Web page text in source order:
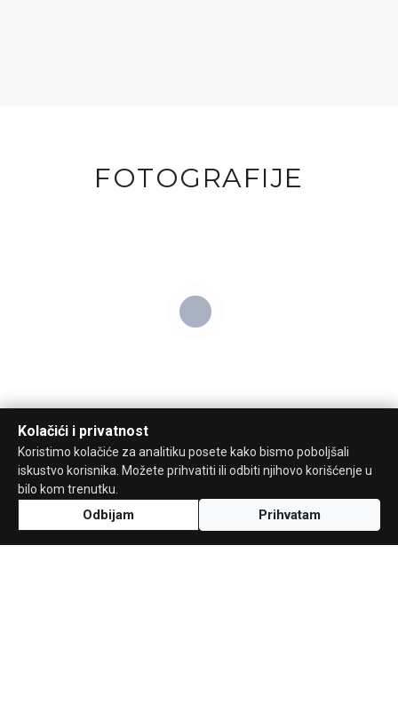
FOTOGRAFIJE
Kolačići i privatnost
Koristimo kolačiće za analitiku posete kako bismo poboljšali
iskustvo korisnika. Možete prihvatiti ili odbiti njihovo korišćenje u
bilo kom trenutku.
Odbijam Prihvatam